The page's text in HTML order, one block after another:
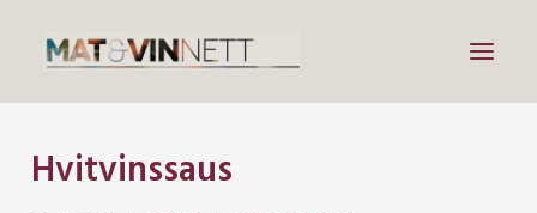
Mat
Hvitvinssaus